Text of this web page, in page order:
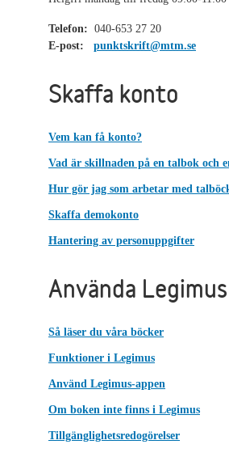
Telefon: 040-653 27 20
E-post:
punktskrift@mtm.se
Skaffa konto
Vem kan få konto?
Vad är skillnaden på en talbok och
Hur gör jag som arbetar med
Skaffa demokonto
Hantering av personuppgifter
Använda Legimus
Så läser du våra böcker
Funktioner i Legimus
Använd Legimus-appen
Om boken inte finns i Legimus
Tillgänglighetsredogörelser